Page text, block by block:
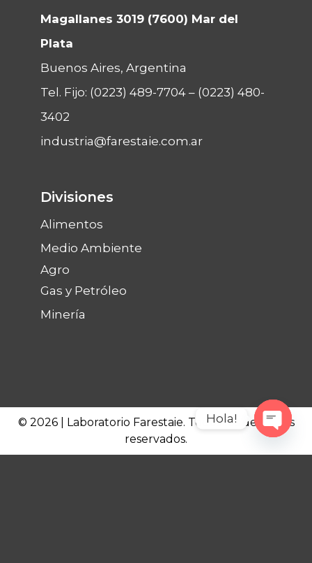
Magallanes 3019 (7600) Mar del
Plata
Buenos Aires, Argentina
Tel. Fijo: (0223) 489-7704– (0223) 480-
3402
industria@farestaie.com.ar
Divisiones
Alimentos
Medio Ambiente
Agro
Gas y Petróleo
Minería
© 2026 | Laboratorio Farestaie. Todos los derechos
reservados.
Hola!